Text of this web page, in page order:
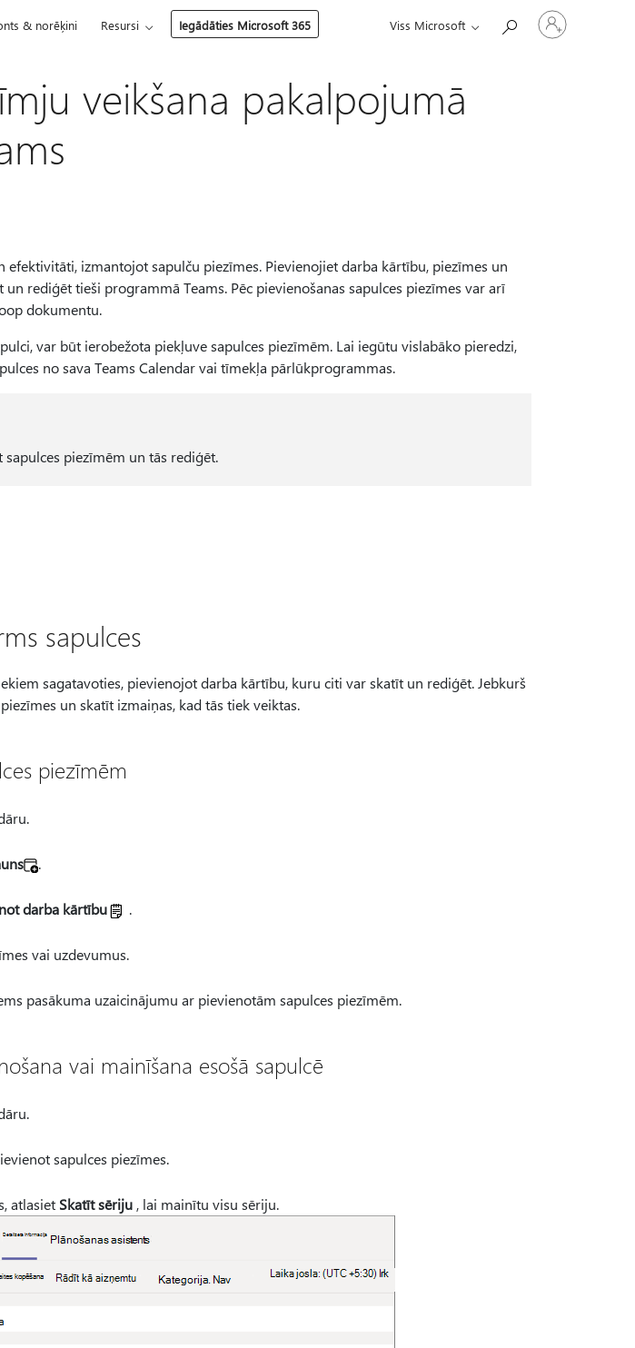
& norēķini Resursi Iegādāties Microsoft 365 Viss Microsoft
Pierakstieties
savā
kontā
veikšana pakalpojumā
izmantojot sapulču piezīmes. Pievienojiet darba kārtību, piezīmes un
rediģēt tieši programmā Teams. Pēc pievienošanas sapulces piezīmes var arī
dokumentu.
var būt ierobežota piekļuve sapulces piezīmēm. Lai iegūtu vislabāko pieredzi,
no sava Teams Calendar vai tīmekļa pārlūkprogrammas.
piezīmēm un tās rediģēt.
sapulces
sagatavoties, pievienojot darba kārtību, kuru citi var skatīt un rediģēt. Jebkurš
un skatīt izmaiņas, kad tās tiek veiktas.
piezīmēm
.
darba kārtību .
vai uzdevumus.
pasākuma uzaicinājumu ar pievienotām sapulces piezīmēm.
vai mainīšana esošā sapulcē
sapulces piezīmes.
atlasiet Skatīt sēriju , lai mainītu visu sēriju.